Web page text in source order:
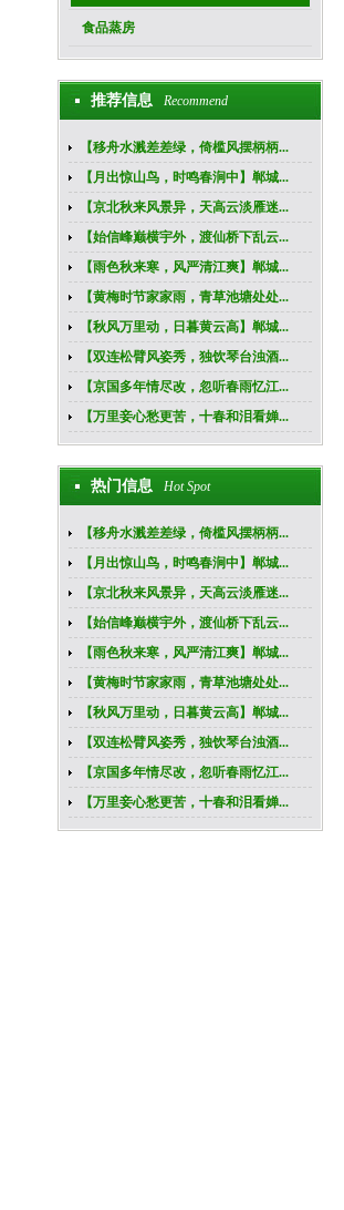
食品蒸房
推荐信息 Recommend
【移舟水溅差差绿，倚槛风摆柄柄...
【月出惊山鸟，时鸣春涧中】郸城...
【京北秋来风景异，天高云淡雁迷...
【始信峰巅横宇外，渡仙桥下乱云...
【雨色秋来寒，风严清江爽】郸城...
【黄梅时节家家雨，青草池塘处处...
【秋风万里动，日暮黄云高】郸城...
【双连松臂风姿秀，独饮琴台浊酒...
【京国多年情尽改，忽听春雨忆江...
【万里妾心愁更苦，十春和泪看婵...
热门信息 Hot Spot
【移舟水溅差差绿，倚槛风摆柄柄...
【月出惊山鸟，时鸣春涧中】郸城...
【京北秋来风景异，天高云淡雁迷...
【始信峰巅横宇外，渡仙桥下乱云...
【雨色秋来寒，风严清江爽】郸城...
【黄梅时节家家雨，青草池塘处处...
【秋风万里动，日暮黄云高】郸城...
【双连松臂风姿秀，独饮琴台浊酒...
【京国多年情尽改，忽听春雨忆江...
【万里妾心愁更苦，十春和泪看婵...